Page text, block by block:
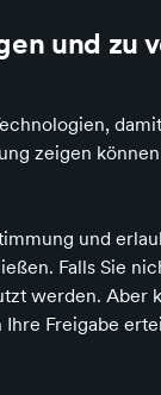
und zu
zeigen
und
Falls Sie
werden.
Freigabe
& Kleinkind